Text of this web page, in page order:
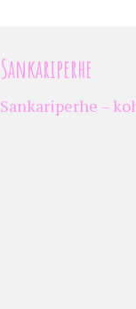
Sankariperhe
Sankariperhe –